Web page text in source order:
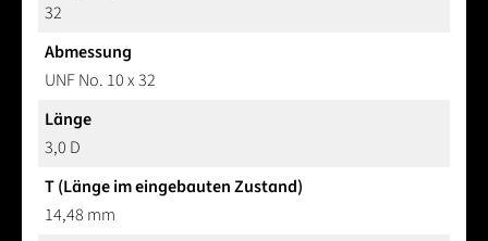
32
Abmessung
UNF No. 10 x 32
Länge
3,0 D
T (Länge im eingebauten Zustand)
14,48 mm